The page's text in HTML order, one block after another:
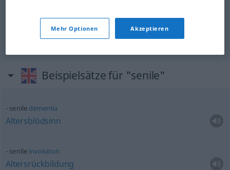
durch fortgeschritteneErosionweitgehend
abgetragen
senile GEOL
Beispielsätze für "senile"
senile dementia
Altersblödsinn
senile involution
Altersrückbildung
Mehr Optionen Akzeptieren